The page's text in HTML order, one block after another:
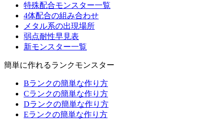
特殊配合モンスター一覧
4体配合の組み合わせ
メタル系の出現場所
弱点耐性早見表
新モンスター一覧
簡単に作れるランクモンスター
Bランクの簡単な作り方
Cランクの簡単な作り方
Dランクの簡単な作り方
Eランクの簡単な作り方